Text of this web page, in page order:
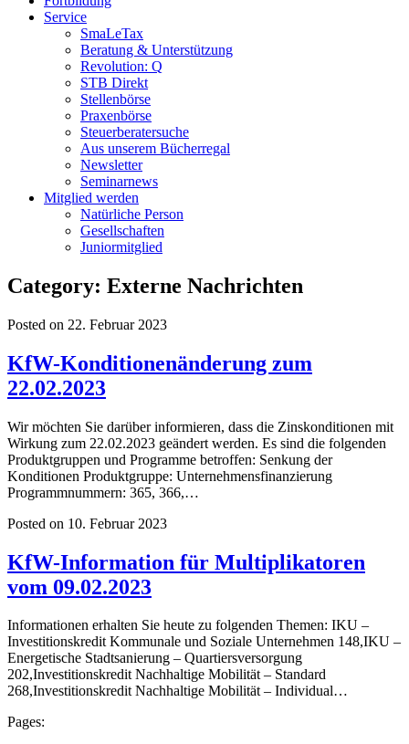
Service
SmaLeTax
Beratung & Unterstützung
Revolution: Q
STB Direkt
Stellenbörse
Praxenbörse
Steuerberatersuche
Aus unserem Bücherregal
Newsletter
Seminarnews
Mitglied werden
Natürliche Person
Gesellschaften
Juniormitglied
Category: Externe Nachrichten
Posted on 22. Februar 2023
KfW-Konditionenänderung zum
22.02.2023
Wir möchten Sie darüber informieren, dass die Zinskonditionen mit
Wirkung zum 22.02.2023 geändert werden. Es sind die folgenden
Produktgruppen und Programme betroffen: Senkung der
Konditionen Produktgruppe: Unternehmensfinanzierung
Programmnummern: 365, 366,…
Posted on 10. Februar 2023
KfW-Information für Multiplikatoren
vom 09.02.2023
Informationen erhalten Sie heute zu folgenden Themen: IKU –
Investitionskredit Kommunale und Soziale Unternehmen 148,IKU –
Energetische Stadtsanierung – Quartiersversorgung
202,Investitionskredit Nachhaltige Mobilität – Standard
268,Investitionskredit Nachhaltige Mobilität – Individual…
Pages: